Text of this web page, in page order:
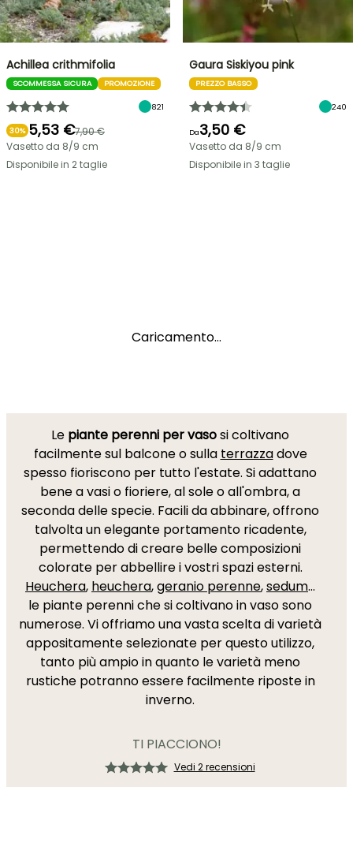
Achillea crithmifolia
SCOMMESSA SICURA PROMOZIONE
821
30% 5,53 €7,90 €
Vasetto da 8/9 cm
Disponibile in 2 taglie
Gaura Siskiyou pink
PREZZO BASSO
240
Da3,50 €
Vasetto da 8/9 cm
Disponibile in 3 taglie
Caricamento...
Le piante perenni per vasosi coltivano
facilmente sul balcone o sulla terrazzadove
spesso fioriscono per tutto l'estate. Si adattano
bene a vasi o fioriere, al sole o all'ombra, a
seconda delle specie. Facili da abbinare, offrono
talvolta un elegante portamento ricadente,
permettendo di creare belle composizioni
colorate per abbellire i vostri spazi esterni.
Heuchera, heuchera,geranio perenne,sedum…
le piante perenni che si coltivano in vaso sono
numerose. Vi offriamo una vasta scelta di varietà
appositamente selezionate per questo utilizzo,
tanto più ampio in quanto le varietà meno
rustiche potranno essere facilmente riposte in
inverno.
TI PIACCIONO!
Vedi 2 recensioni